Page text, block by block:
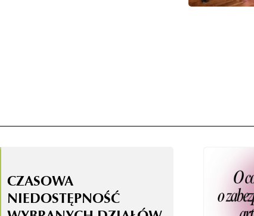
CZASOWA
NIEDOSTĘPNOŚĆ